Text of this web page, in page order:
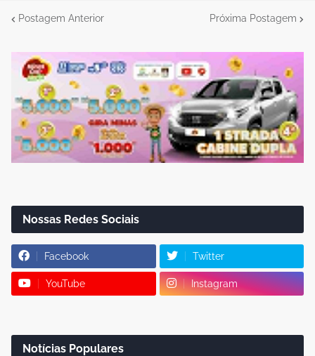
Postagem Anterior Próxima Postagem
Nossas Redes Sociais
Facebook Twitter
YouTube Instagram
Notícias Populares